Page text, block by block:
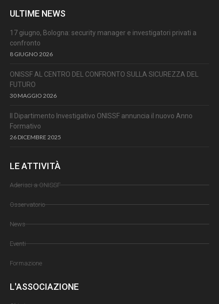
L'ASSOCIAZIONE
LE ATTIVITÀ
Aderisci a ONISSF
Osservatorio
News
Eventi
Formazione
ULTIME NEWS
17 giugno, Bologna: security manager e investigatori privati a
confronto
8 GIUGNO 2026
ONISSF AL CENTRO DEL CONFRONTO SULLA SICUREZZA DEL
FUTURO
30 MAGGIO 2026
Il Dipartimento Investigativo ONISSF annuncia il nuovo Anno
Formativo
26 DICEMBRE 2025